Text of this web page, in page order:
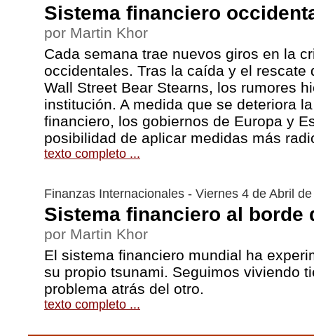
Sistema financiero
por Martin Khor
Cada semana trae nuevos giros en la
occidentales. Tras la caída y el rescate
Wall Street Bear Stearns, los rumores
institución. A medida que se deteriora
financiero, los gobiernos de Europa y
posibilidad de aplicar medidas más
texto completo ...
Finanzas Internacionales - Viernes 4 de Abril
Sistema financiero al borde
por Martin Khor
El sistema financiero mundial ha
su propio tsunami. Seguimos viviendo
problema atrás del otro.
texto completo ...